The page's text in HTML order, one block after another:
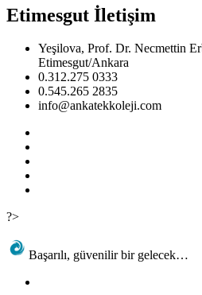
Etimesgut İletişim
Yeşilova, Prof. Dr. Necmettin
Etimesgut/Ankara
0.312.275 0333
0.545.265 2835
info@ankatekkoleji.com
?>
Başarılı, güvenilir bir gelecek…